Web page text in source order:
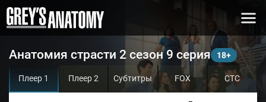
Анатомия страсти 2 сезон 9 серия
Плеер 1 Плеер 2 Субтитры FOX СТС